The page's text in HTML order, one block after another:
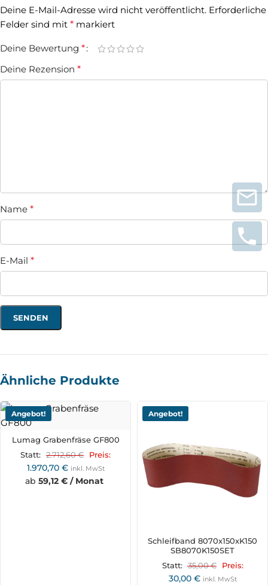
Deine E-Mail-Adresse wird nicht veröffentlicht. Erforderliche
Felder sind mit * markiert
Deine Bewertung *
Deine Rezension *
Name *
E-Mail *
Ähnliche Produkte
Angebot!
Lumag Grabenfräse GF800
Statt: 2.712,60€ Preis:
1.970,70 € inkl. MwSt
ab 59,12 € / Monat
Angebot!
Schleifband 8070x150xK150
SB8070K150SET
Statt: 35,00€ Preis:
30,00 € inkl. MwSt